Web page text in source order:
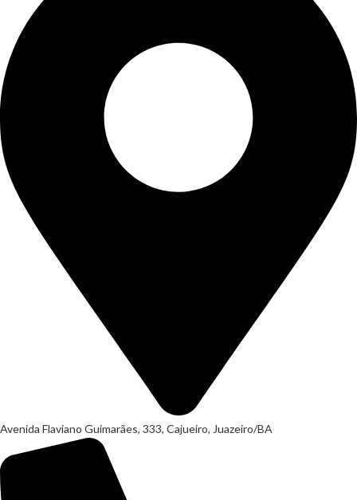
Avenida Flaviano Guimarães, 333, Cajueiro, Juazeiro/BA